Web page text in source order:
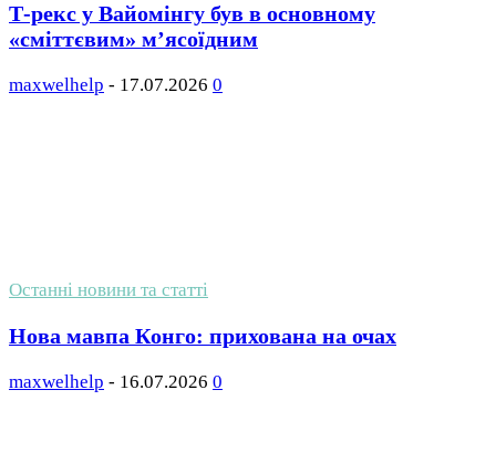
Т-рекс у Вайомінгу був в основному
«сміттєвим» м’ясоїдним
maxwelhelp - 17.07.2026 0
Останні новини та статті
Нова мавпа Конго: прихована на очах
maxwelhelp - 16.07.2026 0